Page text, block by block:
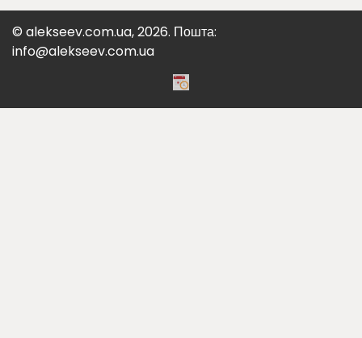
© alekseev.com.ua, 2026. Пошта:
info@alekseev.com.ua